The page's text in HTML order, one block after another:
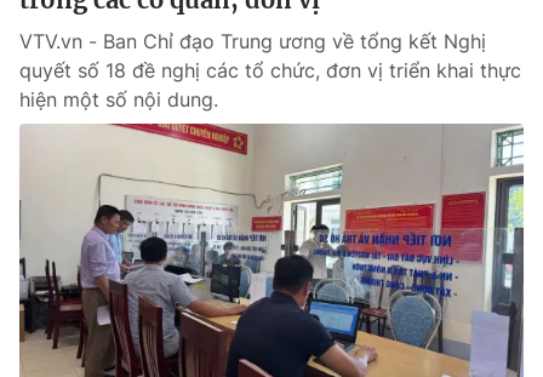
VTV9 VTV8
Liên hệ tòa soạn English
THỜI BÁO VTV
Theo dõi báo trên
Cơ quan chủ quản:Đài Truyền hình Việt Nam
VTV.vn - Ban Chỉ đạo Trung ương về tổng kết Nghị
quyết số 18 đề nghị các tổ chức, đơn vị triển khai thực
hiện một số nội dung.